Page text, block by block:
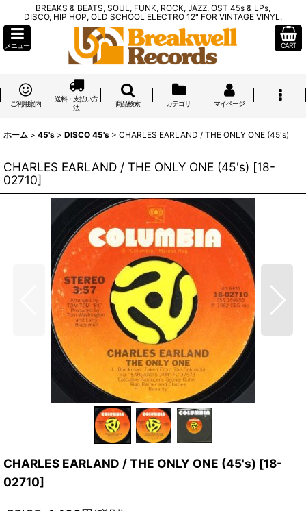
BREAKS & BEATS, SOUL, FUNK, ROCK, JAZZ, OST 45s & LPs,
DISCO, HIP HOP, OLD SCHOOL ELECTRO 12" FOR VINTAGE VINYL.
メニュー CART
ご利用案内
送料・支払い方
法
商品検索 カテゴリ マイページ
ホーム > 45's > DISCO 45's > CHARLES EARLAND / THE ONLY ONE (45's)
CHARLES EARLAND / THE ONLY ONE (45's) [18-
02710]
CHARLES EARLAND / THE ONLY ONE (45's) [18-
02710]